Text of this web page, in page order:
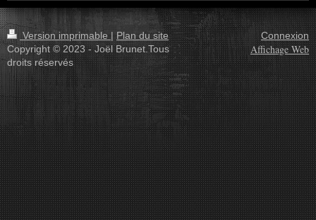
Version imprimable | Plan du site
Copyright © 2023 - Joël Brunet.Tous
droits réservés
Connexion
Affichage Web